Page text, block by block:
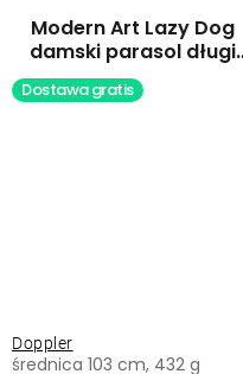
Modern Art Lazy Dog
damski parasol długi
automatyczny
Dostawa gratis
Doppler
średnica 103 cm, 432 g